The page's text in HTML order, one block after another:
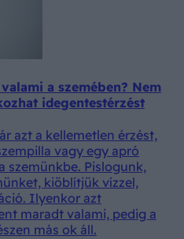
a szemében? Nem
idegentestérzést
azt a kellemetlen érzést,
vagy egy apró
szemünkbe. Pislogunk,
kiöblítjük vízzel,
Ilyenkor azt
maradt valami, pedig a
más ok áll.